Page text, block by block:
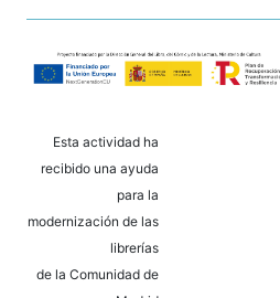
Esta actividad ha
recibido una ayuda
para la
modernización de las
librerías
de la Comunidad de